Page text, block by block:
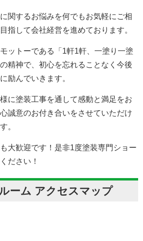
関するお悩みを何でもお気軽にご相
指して会社経営を進めております。
ットーである「1軒1軒、一塗り一塗
精神で、初心を忘れることなく今後
励んでいきます。
に塗装工事を通して感動と満足をお
誠意のお付き合いをさせていただけ
。
大歓迎です！是非1度塗装専門ショー
ださい！
ーム アクセスマップ